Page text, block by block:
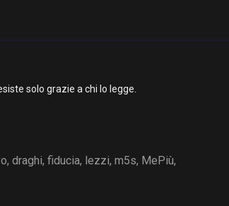
solo grazie a chi lo legge.
, draghi, fiducia, lezzi, m5s, MePiù,